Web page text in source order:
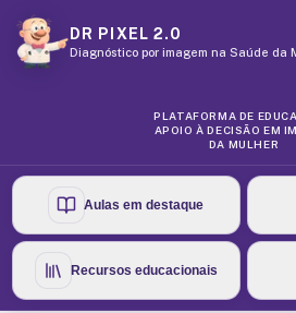
DR PIXEL 2.0
Diagnóstico por imagem na Saúde da
PLATAFORMA DE
APOIO À DECISÃO EM
DA MULHER
Aulas em destaque
Recursos educacionais